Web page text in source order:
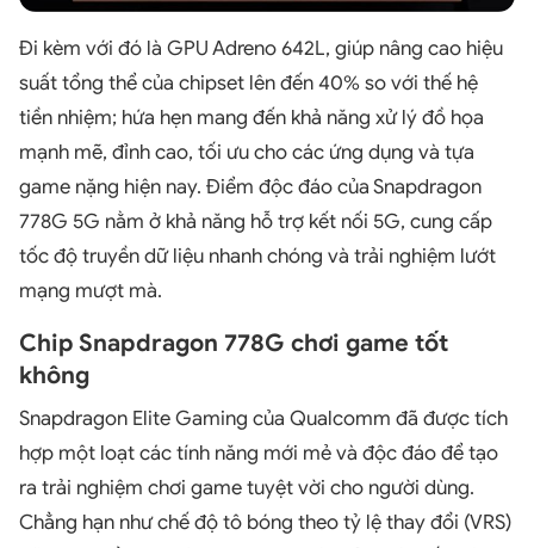
Đi kèm với đó là GPU Adreno 642L, giúp nâng cao hiệu
suất tổng thể của chipset lên đến 40% so với thế hệ
tiền nhiệm; hứa hẹn mang đến khả năng xử lý đồ họa
mạnh mẽ, đỉnh cao, tối ưu cho các ứng dụng và tựa
game nặng hiện nay. Điểm độc đáo của Snapdragon
778G 5G nằm ở khả năng hỗ trợ kết nối 5G, cung cấp
tốc độ truyền dữ liệu nhanh chóng và trải nghiệm lướt
mạng mượt mà.
Chip Snapdragon 778G chơi game tốt
không
Snapdragon Elite Gaming của Qualcomm đã được tích
hợp một loạt các tính năng mới mẻ và độc đáo để tạo
ra trải nghiệm chơi game tuyệt vời cho người dùng.
Chẳng hạn như chế độ tô bóng theo tỷ lệ thay đổi (VRS)